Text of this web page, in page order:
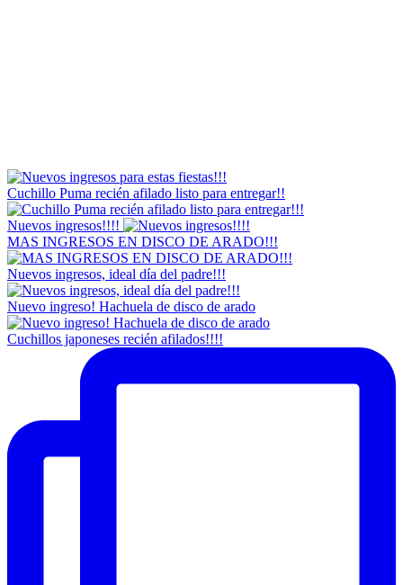
Cuchillo Puma recién afilado listo para entregar!!
Nuevos ingresos!!!!
MAS INGRESOS EN DISCO DE ARADO!!!
Nuevos ingresos, ideal día del padre!!!
Nuevo ingreso! Hachuela de disco de arado
Cuchillos japoneses recién afilados!!!!